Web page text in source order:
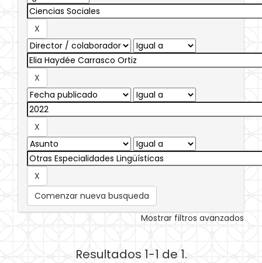
Comenzar nueva busqueda
Mostrar filtros avanzados
Resultados 1-1 de 1.